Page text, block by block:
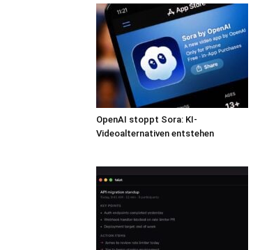
OpenAI stoppt Sora: KI-
Videoalternativen entstehen